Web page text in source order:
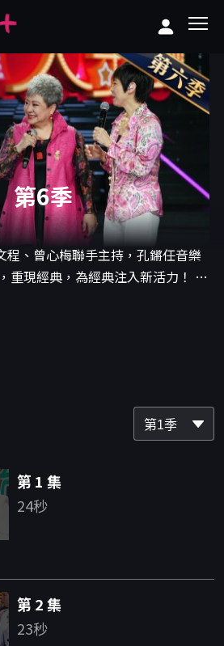
第6季
程、曾心梅聯手主持，孔鏘任音樂
重現經典，為經典注入新活力！ 每
】82頻道
第1季
第 1 集
24秒
第 2 集
23秒